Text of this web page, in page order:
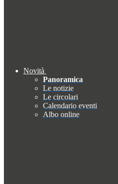
Novità
Panoramica
Le notizie
Le circolari
Calendario eventi
Albo online